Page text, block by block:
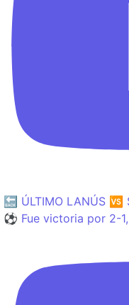
🔙 ÚLTIMO LANÚS 🆚
⚽️ Fue victoria por 2-